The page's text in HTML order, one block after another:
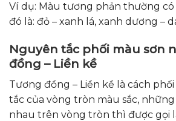
Ví dụ: Màu tương phản thường
đó là: đỏ – xanh lá, xanh dương –
Nguyên tắc phối màu sơn
đồng – Liền kề
Tương đồng – Liền kề là cách
tắc của vòng tròn màu sắc,
nhau trên vòng tròn thì được gọi